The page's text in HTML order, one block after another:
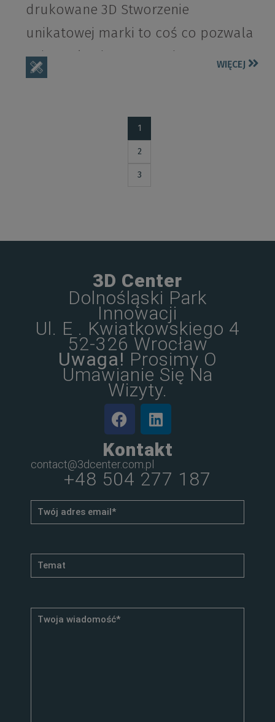
drukowane 3D Stworzenie
unikatowej marki to coś co pozwala
osiągnąć sukces na rynku.
Opakowanie pomaga w...
WIĘCEJ
1
2
3
3D Center
Dolnośląski Park
Innowacji
Ul. E . Kwiatkowskiego 4
52-326 Wrocław
Uwaga! Prosimy O
Umawianie Się Na
Wizyty.
Kontakt
contact@3dcenter.com.pl
+48 504 277 187